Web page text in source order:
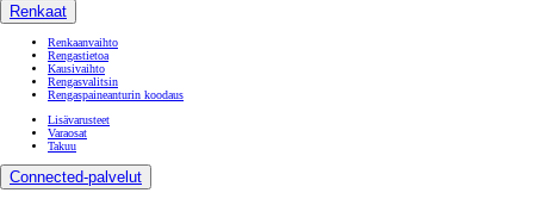
Renkaat
Renkaanvaihto
Rengastietoa
Kausivaihto
Rengasvalitsin
Rengaspaineanturin koodaus
Lisävarusteet
Varaosat
Takuu
Connected-palvelut